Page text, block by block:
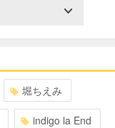
堀ちえみ
indigo la End